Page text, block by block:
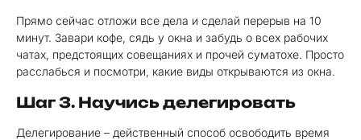
Прямо сейчас отложи все дела и сделай перерыв на 10
минут. Завари кофе, сядь у окна и забудь о всех рабочих
чатах, предстоящих совещаниях и прочей суматохе. Просто
расслабься и посмотри, какие виды открываются из окна.
Шаг 3. Научись делегировать
Делегирование – действенный способ освободить время